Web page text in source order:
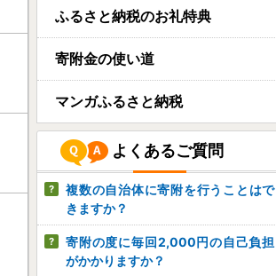
ふるさと納税のお礼特典
寄附金の使い道
マンガふるさと納税
よくあるご質問
複数の自治体に寄附を行うことはで
きますか？
寄附の度に毎回2,000円の自己負担
がかかりますか？